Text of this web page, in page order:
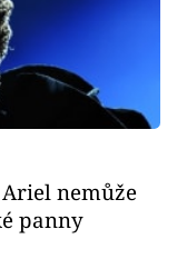
nemůže
panny